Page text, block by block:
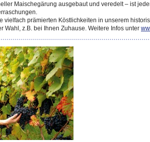
Maischegärung ausgebaut und veredelt – ist
vielfach prämierten Köstlichkeiten in unserem
Wahl, z.B. bei Ihnen Zuhause. Weitere Infos unter